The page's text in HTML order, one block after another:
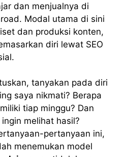
dan menjualnya di
Modal utama di sini
dan produksi konten,
diri lewat SEO
tanyakan pada diri
saya nikmati? Berapa
tiap minggu? Dan
melihat hasil?
pertanyaan ini,
menemukan model